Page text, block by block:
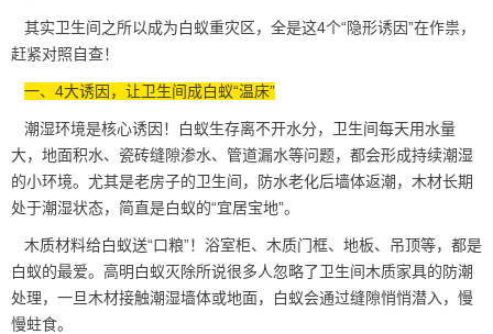
其实卫生间之所以成为白蚁重灾区，全是这4个“隐形诱因”在作祟，
赶紧对照自查！
一、4大诱因，让卫生间成白蚁“温床”
潮湿环境是核心诱因！白蚁生存离不开水分，卫生间每天用水量
大，地面积水、瓷砖缝隙渗水、管道漏水等问题，都会形成持续潮湿
的小环境。尤其是老房子的卫生间，防水老化后墙体返潮，木材长期
处于潮湿状态，简直是白蚁的“宜居宝地”。
木质材料给白蚁送“口粮”！浴室柜、木质门框、地板、吊顶等，都是
白蚁的最爱。高明白蚁灭除所说很多人忽略了卫生间木质家具的防潮
处理，一旦木材接触潮湿墙体或地面，白蚁会通过缝隙悄悄潜入，慢
慢蛀食。